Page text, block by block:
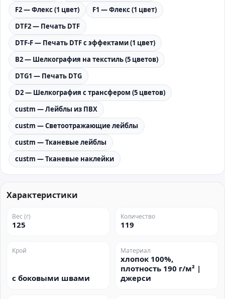
F2 — Флекс (1 цвет)
F1 — Флекс (1 цвет)
DTF2 — Печать DTF
DTF-F — Печать DTF с эффектами (1 цвет)
B2 — Шелкография на текстиль (5 цветов)
DTG1 — Печать DTG
D2 — Шелкография с трансфером (5 цветов)
custm — Лейблы из ПВХ
custm — Светоотражающие лейблы
custm — Тканевые лейблы
custm — Тканевые наклейки
Характеристики
Вес (г)
125
Количество
119
Крой
с боковыми швами
Материал
хлопок 100%,
плотность 190 г/м² |
джерси